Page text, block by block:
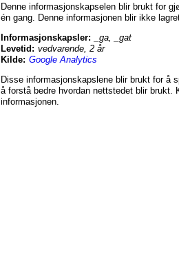
Denne informasjonskapselen blir brukt for
én gang. Denne informasjonen blir ikke
Informasjonskapsler:
_ga, _gat
Levetid: vedvarende, 2 år
Kilde: Google Analytics
Disse informasjonskapslene blir brukt for å
å forstå bedre hvordan nettstedet blir brukt.
informasjonen.